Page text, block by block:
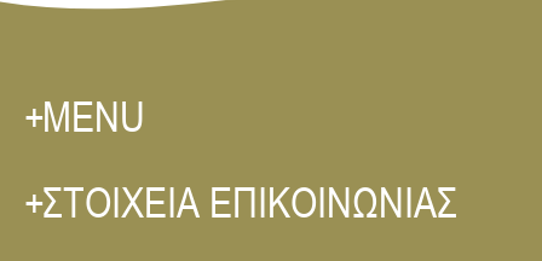
MENU
ΣΤΟΙΧΕΙΑ ΕΠΙΚΟΙΝΩΝΙΑΣ